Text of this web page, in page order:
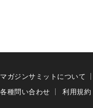
マガジンサミットについて
各種問い合わせ
利用規約